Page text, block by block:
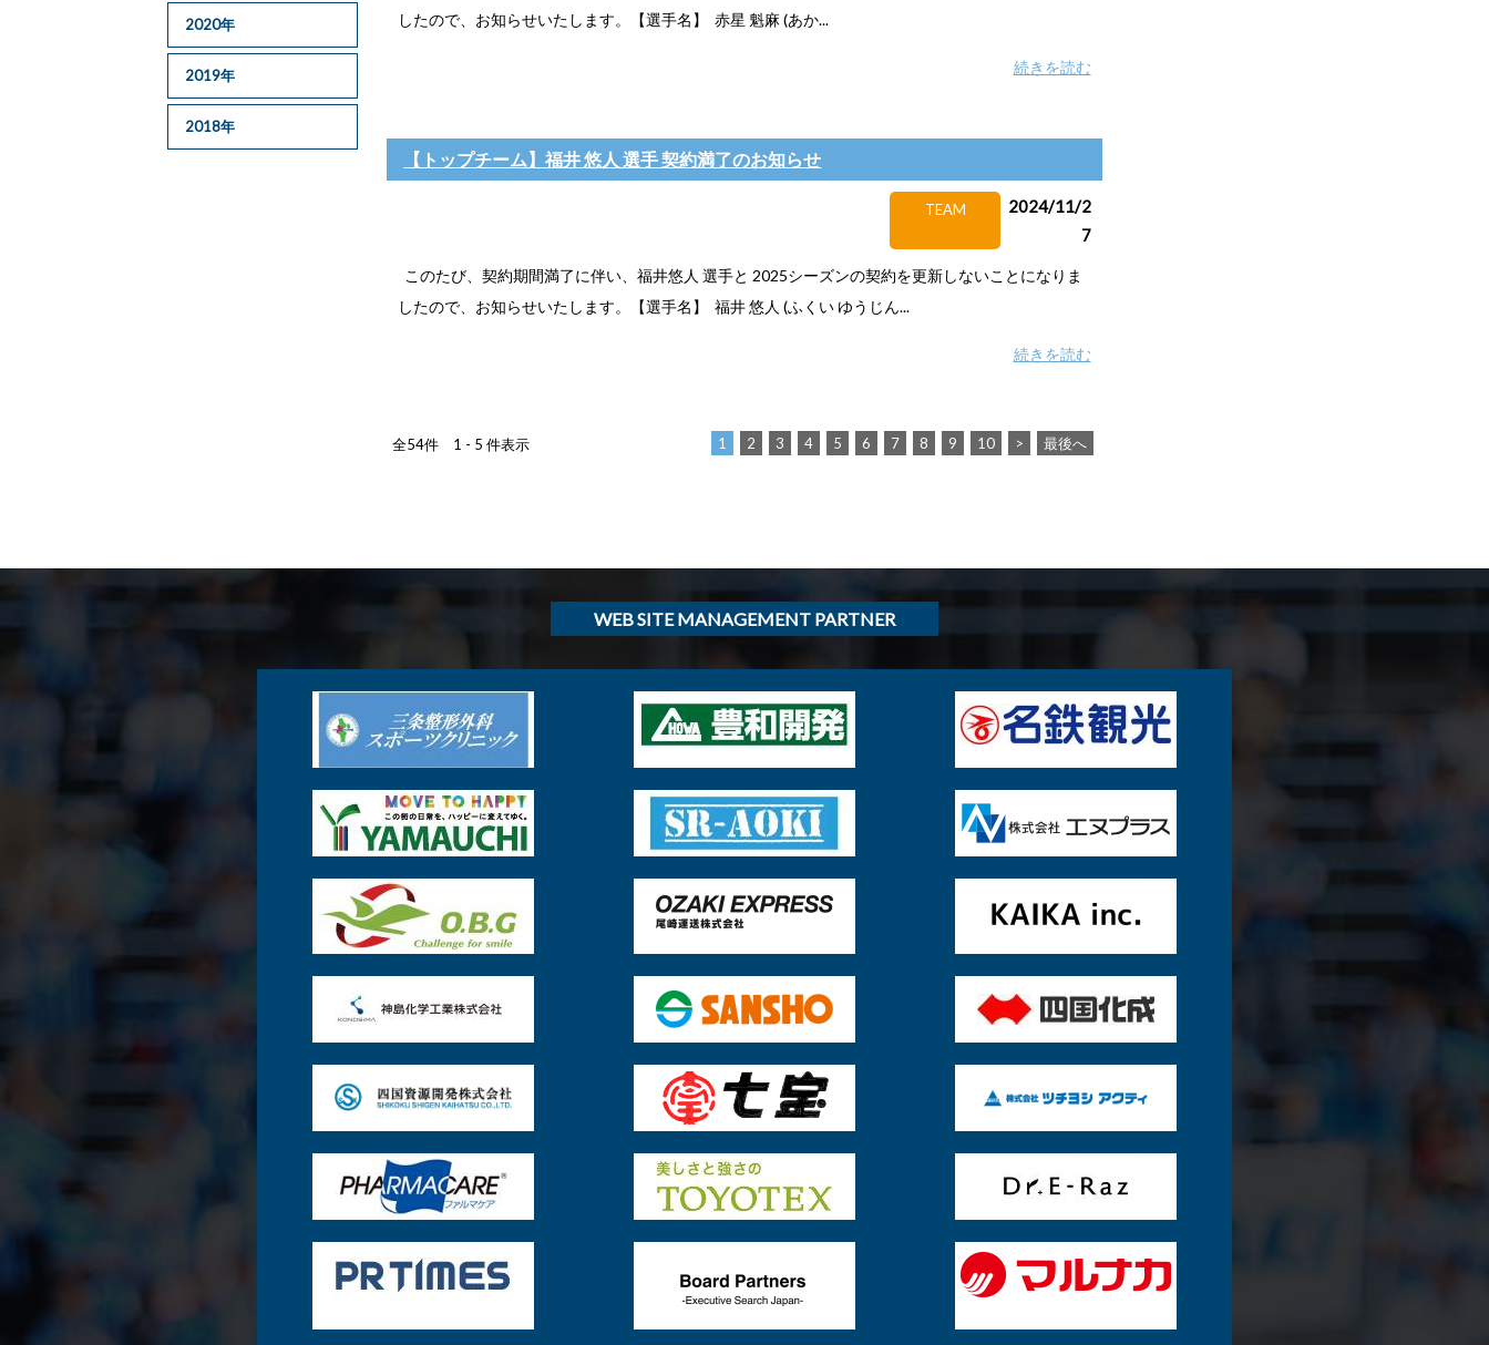
2020年
2019年
2018年
したので、お知らせいたします。【選手名】 赤星 魁麻 (あか...
続きを読む
【トップチーム】福井 悠人 選手 契約満了のお知らせ
TEAM
2024/11/2
7
このたび、契約期間満了に伴い、福井悠人 選手と 2025シーズンの契約を更新しないことになりま
したので、お知らせいたします。【選手名】 福井 悠人 (ふくい ゆうじん...
続きを読む
全54件 1 - 5 件表示 1 2 3 4 5 6 7 8 9 10 > 最後へ
WEB SITE MANAGEMENT PARTNER